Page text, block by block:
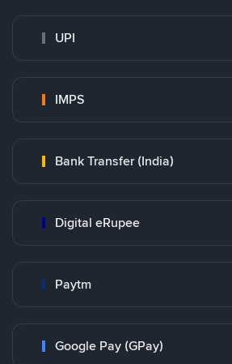
UPI
IMPS
Bank Transfer (India)
Digital eRupee
Paytm
Google Pay (GPay)